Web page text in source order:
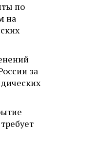
по
на
за